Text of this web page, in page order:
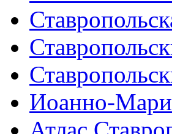
Иоанно-